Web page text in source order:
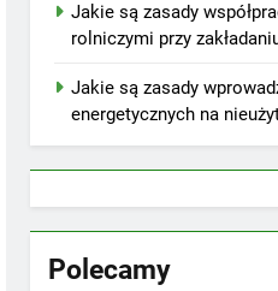
Jakie są zasady
rolniczymi przy
Jakie są zasady
energetycznych na
Polecamy